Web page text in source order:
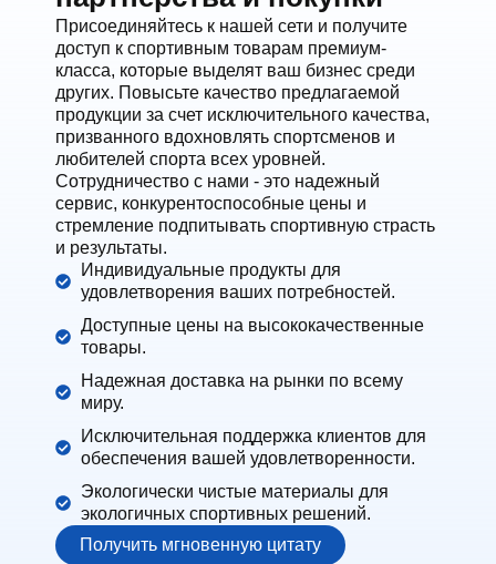
Присоединяйтесь к нашей сети и получите
доступ к спортивным товарам премиум-
класса, которые выделят ваш бизнес среди
других. Повысьте качество предлагаемой
продукции за счет исключительного качества,
призванного вдохновлять спортсменов и
любителей спорта всех уровней.
Сотрудничество с нами - это надежный
сервис, конкурентоспособные цены и
стремление подпитывать спортивную страсть
и результаты.
Индивидуальные продукты для
удовлетворения ваших потребностей.
Доступные цены на высококачественные
товары.
Надежная доставка на рынки по всему
миру.
Исключительная поддержка клиентов для
обеспечения вашей удовлетворенности.
Экологически чистые материалы для
экологичных спортивных решений.
Получить мгновенную цитату